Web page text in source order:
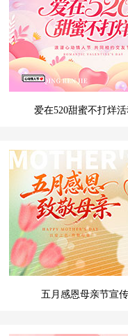
爱在520甜蜜不打烊
五月感恩母亲节宣